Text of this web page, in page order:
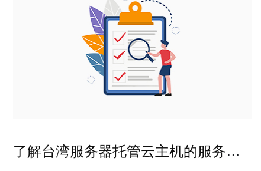
了解台湾服务器托管云主机的服务特